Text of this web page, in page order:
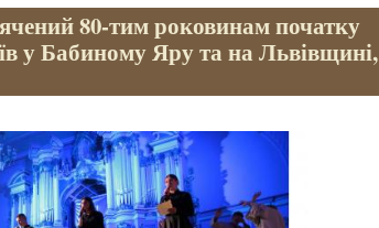
80-тим роковинам початку
у Бабиному Яру та на Львівщині,